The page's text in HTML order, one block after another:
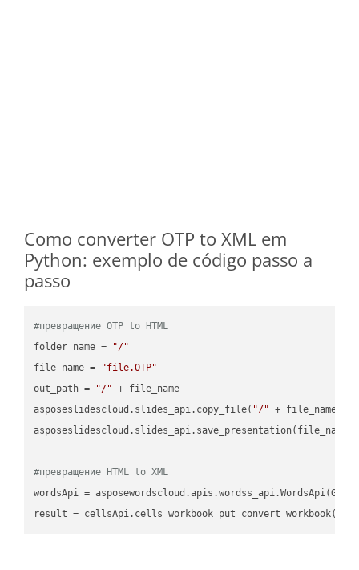
Como converter OTP to XML em
Python: exemplo de código passo a
passo
#превращение OTP to HTML
folder_name =
"/"
file_name =
"file.OTP"
out_path =
"/" + file_name
asposeslidescloud.slides_api.copy_file( "/" + file_name,
#превращение HTML to XML
wordsApi =
result =